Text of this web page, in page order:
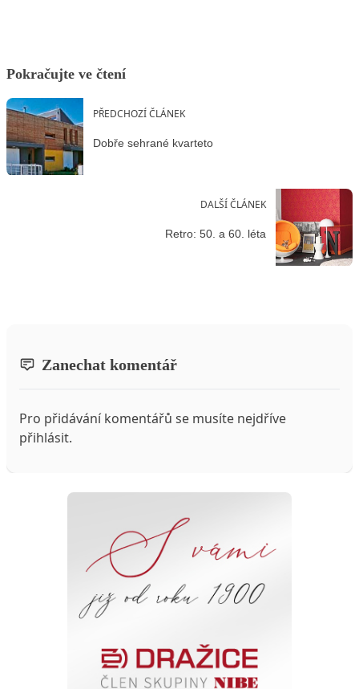
Pokračujte ve čtení
PŘEDCHOZÍ ČLÁNEK
Dobře sehrané kvarteto
DALŠÍ ČLÁNEK
Retro: 50. a 60. léta
Zanechat komentář
Pro přidávání komentářů se musíte nejdříve
přihlásit.